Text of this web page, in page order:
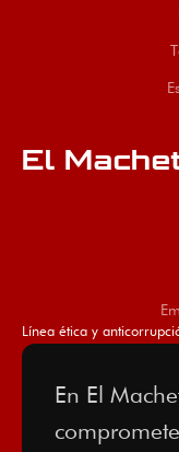
El
Línea ética y
En El